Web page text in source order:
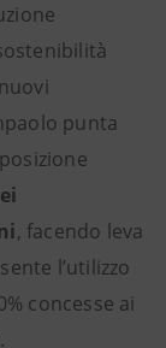
punta
, facendo leva
l’utilizzo
concesse ai